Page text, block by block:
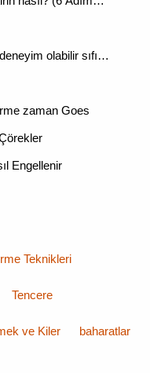
olabilir sıfı…
zaman Goes
Engellenir
Teknikleri
Tencere
ve Kiler baharatlar